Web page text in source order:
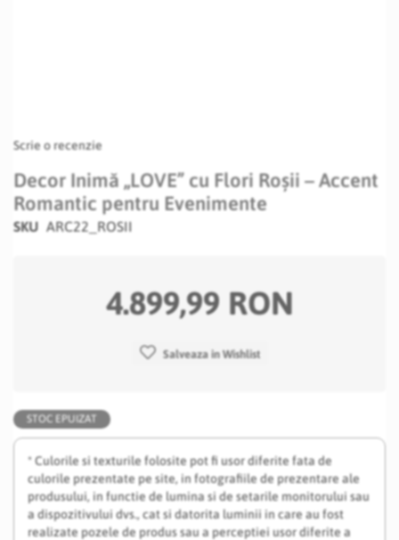
Scrie o recenzie
Decor Inimă „LOVE” cu Flori Roșii – Accent
Romantic pentru Evenimente
SKU ARC22_ROSII
STOC EPUIZAT
* Culorile si texturile folosite pot fi usor diferite fata de
culorile prezentate pe site, in fotografiile de prezentare ale
produsului, in functie de lumina si de setarile monitorului sau
a dispozitivului dvs., cat si datorita luminii in care au fost
realizate pozele de produs sau a perceptiei usor diferite a
4.899,99 RON
Salveaza in Wishlist